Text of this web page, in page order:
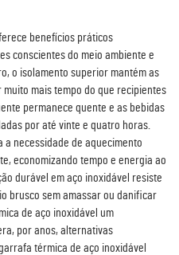
benefícios práticos
conscientes do meio ambiente e
o isolamento superior mantém as
mais tempo do que recipientes
permanece quente e as bebidas
por até vinte e quatro horas.
a necessidade de aquecimento
economizando tempo e energia ao
durável em aço inoxidável resiste
brusco sem amassar ou danificar
de aço inoxidável um
por anos, alternativas
térmica de aço inoxidável